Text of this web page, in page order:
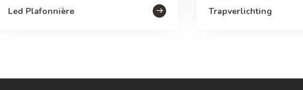
Led Plafonnière Trapverlichting